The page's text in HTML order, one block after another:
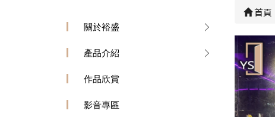
關於裕盛
產品介紹
作品欣賞
影音專區
首頁